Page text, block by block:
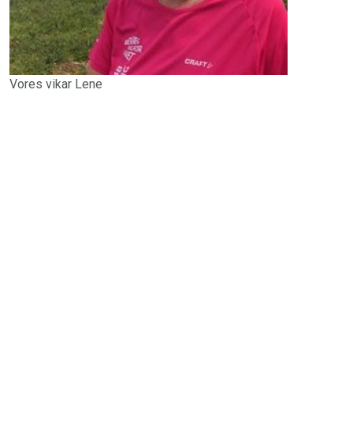
Vores vikar Lene